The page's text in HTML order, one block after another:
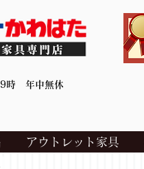
時 年中無休
アウトレット家具